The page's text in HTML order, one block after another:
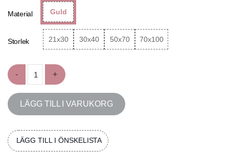
Material Guld
Storlek 21x30 30x40 50x70 70x100
Guldram mängd
LÄGG TILL I VARUKORG
LÄGG TILL I ÖNSKELISTA